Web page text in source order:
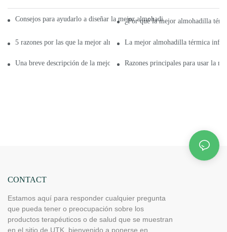
Consejos para ayudarlo a diseñar la mejor almohadilla térmica de
¿Por qué la mejor almohadilla
5 razones por las que la mejor almohadilla térmica de infrarrojo lejano es
La mejor almohadilla térmica
Una breve descripción de la mejor almohadilla térmica de infrarrojo
Razones principales para usar la
CONTACT
Estamos aquí para responder cualquier pregunta
que pueda tener o preocupación sobre los
productos terapéuticos o de salud que se muestran
en el sitio de UTK, bienvenido a ponerse en